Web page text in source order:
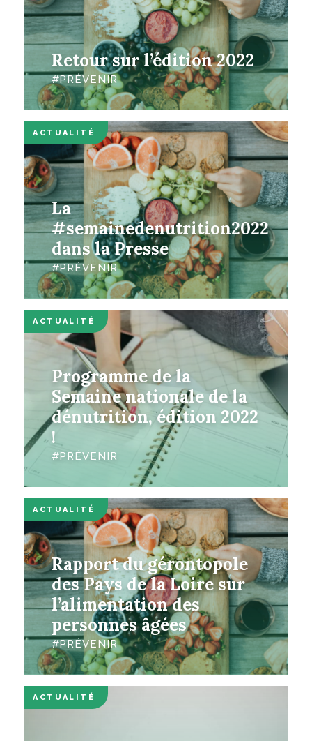
Retour sur l’édition 2022
PRÉVENIR
ACTUALITÉ
La
#semainedenutrition2022
dans la Presse
PRÉVENIR
ACTUALITÉ
Programme de la
Semaine nationale de la
dénutrition, édition 2022
!
PRÉVENIR
ACTUALITÉ
Rapport du gérontopole
des Pays de la Loire sur
l’alimentation des
personnes âgées
PRÉVENIR
ACTUALITÉ